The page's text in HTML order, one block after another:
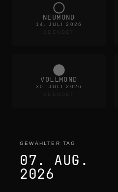
NEUMOND
14. JULI 2026
VOLLMOND
30. JULI 2026
GEWÄHLTER TAG
07. AUG.
2026